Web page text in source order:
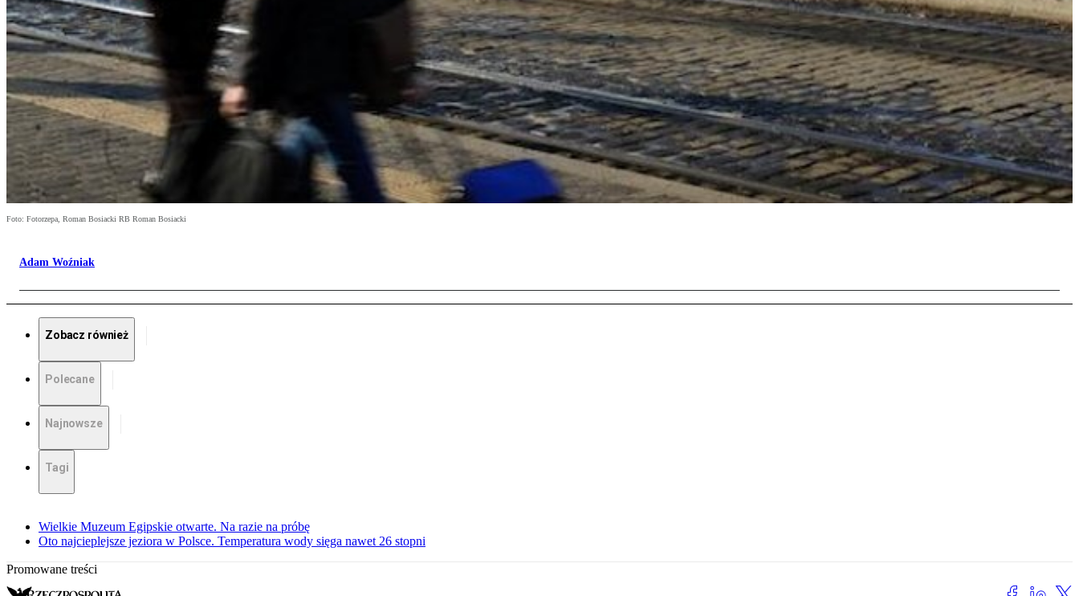
Foto: Fotorzepa, Roman Bosiacki RB Roman Bosiacki
Adam Woźniak
Zobacz również
Polecane
Najnowsze
Tagi
Wielkie Muzeum Egipskie otwarte. Na razie na próbę
Oto najcieplejsze jeziora w Polsce. Temperatura wody sięga nawet 26 stopni
Promowane treści